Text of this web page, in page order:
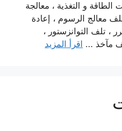
و التغذية ، معالجة
معالج الرسوم ، إعادة
، تلف التوانزستور ،
مآخذ ... اقرأ المزيد